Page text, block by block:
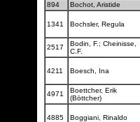
894
Bochot, Aristide
1341 Bochsler, Regula
2517
Bodin, F.; Cheinisse,
C.F.
4211 Boesch, Ina
4971
Boettcher, Erik
(Böttcher)
4885 Boggiani, Rinaldo